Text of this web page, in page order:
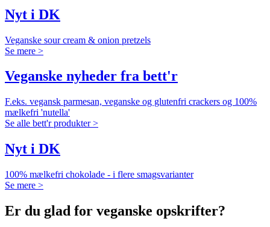
Nyt i DK
Veganske sour cream & onion pretzels
Se mere >
Veganske nyheder fra bett'r
F.eks. vegansk parmesan, veganske og glutenfri crackers og 100%
mælkefri 'nutella'
Se alle bett'r produkter >
Nyt i DK
100% mælkefri chokolade - i flere smagsvarianter
Se mere >
Er du glad for veganske opskrifter?